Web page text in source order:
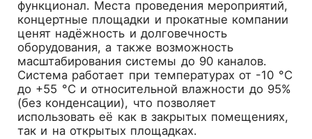
функционал. Места проведения мероприятий,
концертные площадки и прокатные компании
ценят надёжность и долговечность
оборудования, а также возможность
масштабирования системы до 90 каналов.
Система работает при температурах от -10 °C
до +55 °C и относительной влажности до 95%
(без конденсации), что позволяет
использовать её как в закрытых помещениях,
так и на открытых площадках.